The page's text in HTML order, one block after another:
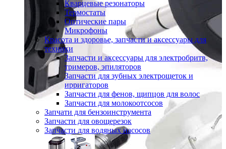
Кварцевые резонаторы
Термостаты
Оптические пары
Микрофоны
Красота и здоровье, запчасти и аксессуары для
техники
Запчасти и аксессуары для электробритв,
тримеров, эпиляторов
Запчасти для зубных электрощеток и
ирригаторов
Запчасти для фенов, щипцов для волос
Запчасти для молокоотсосов
Запчати для бензоинструмента
Запчасти для овощерезок
Запчасти для водяных насосов